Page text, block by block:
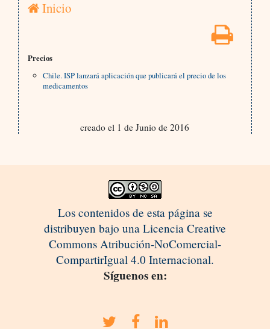
Inicio
Precios
Chile. ISP lanzará aplicación que publicará el precio de los
medicamentos
creado el 1 de Junio de 2016
Los contenidos de esta página se
distribuyen bajo una Licencia Creative
Commons Atribución-NoComercial-
CompartirIgual 4.0 Internacional.
Síguenos en: